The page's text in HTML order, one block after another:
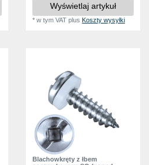
Wyświetlaj artykuł
*w tym VAT plusKoszty wysyłki
Blachowkręty z łbem